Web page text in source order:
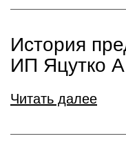
История
ИП Яцутко
Читать далее